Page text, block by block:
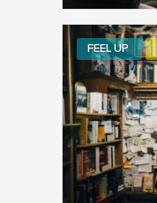
FEEL UP